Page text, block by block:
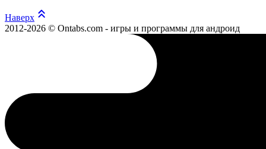
Наверх
2012-2026 © Ontabs.com - игры и программы для андроид